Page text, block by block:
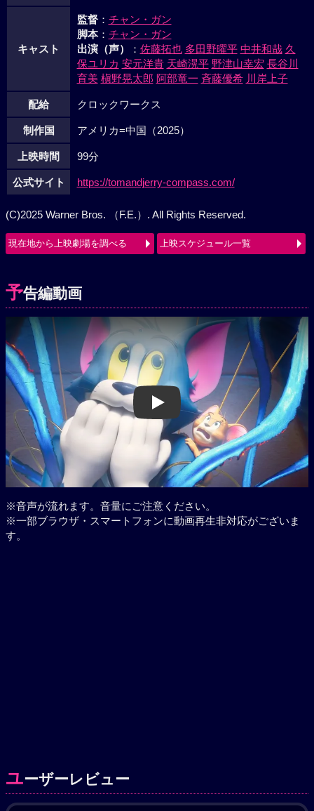
キャスト
監督： チャン・ガン
脚本： チャン・ガン
出演（声）
： 佐藤拓也 多田野曜平 中井和哉 久
保ユリカ 安元洋貴 天崎滉平 野津山幸宏 長谷川
育美 槇野晃太郎 阿部竜一 斉藤優希 川岸上子
配給 クロックワークス
制作国 アメリカ=中国（2025）
上映時間 99分
公式サイト https://tomandjerry-compass.com/
(C)2025 Warner Bros. （F.E.）. All Rights Reserved.
現在地から上映劇場を調べる 上映スケジュール一覧
予告編動画
Play
※音声が流れます。音量にご注意ください。
※一部ブラウザ・スマートフォンに動画再生非対応がございま
す。
ユーザーレビュー